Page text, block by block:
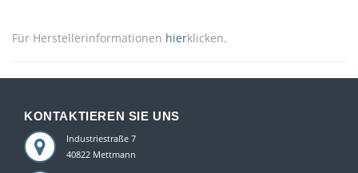
Für Herstellerinformationen hierklicken.
KONTAKTIEREN SIE UNS
Industriestraße 7
40822 Mettmann